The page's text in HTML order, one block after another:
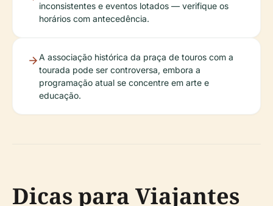
inconsistentes e eventos lotados — verifique os
horários com antecedência.
A associação histórica da praça de touros com a
tourada pode ser controversa, embora a
programação atual se concentre em arte e
educação.
Dicas para Viajantes